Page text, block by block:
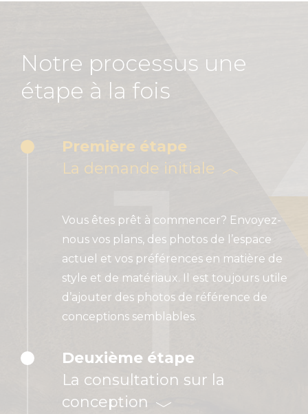
Notre processus une
étape à la fois
Première étape
La demande initiale
1
Vous êtes prêt à commencer? Envoyez-
nous vos plans, des photos de l’espace
actuel et vos préférences en matière de
style et de matériaux. Il est toujours utile
d’ajouter des photos de référence de
conceptions semblables.
Deuxième étape
La consultation sur la
conception